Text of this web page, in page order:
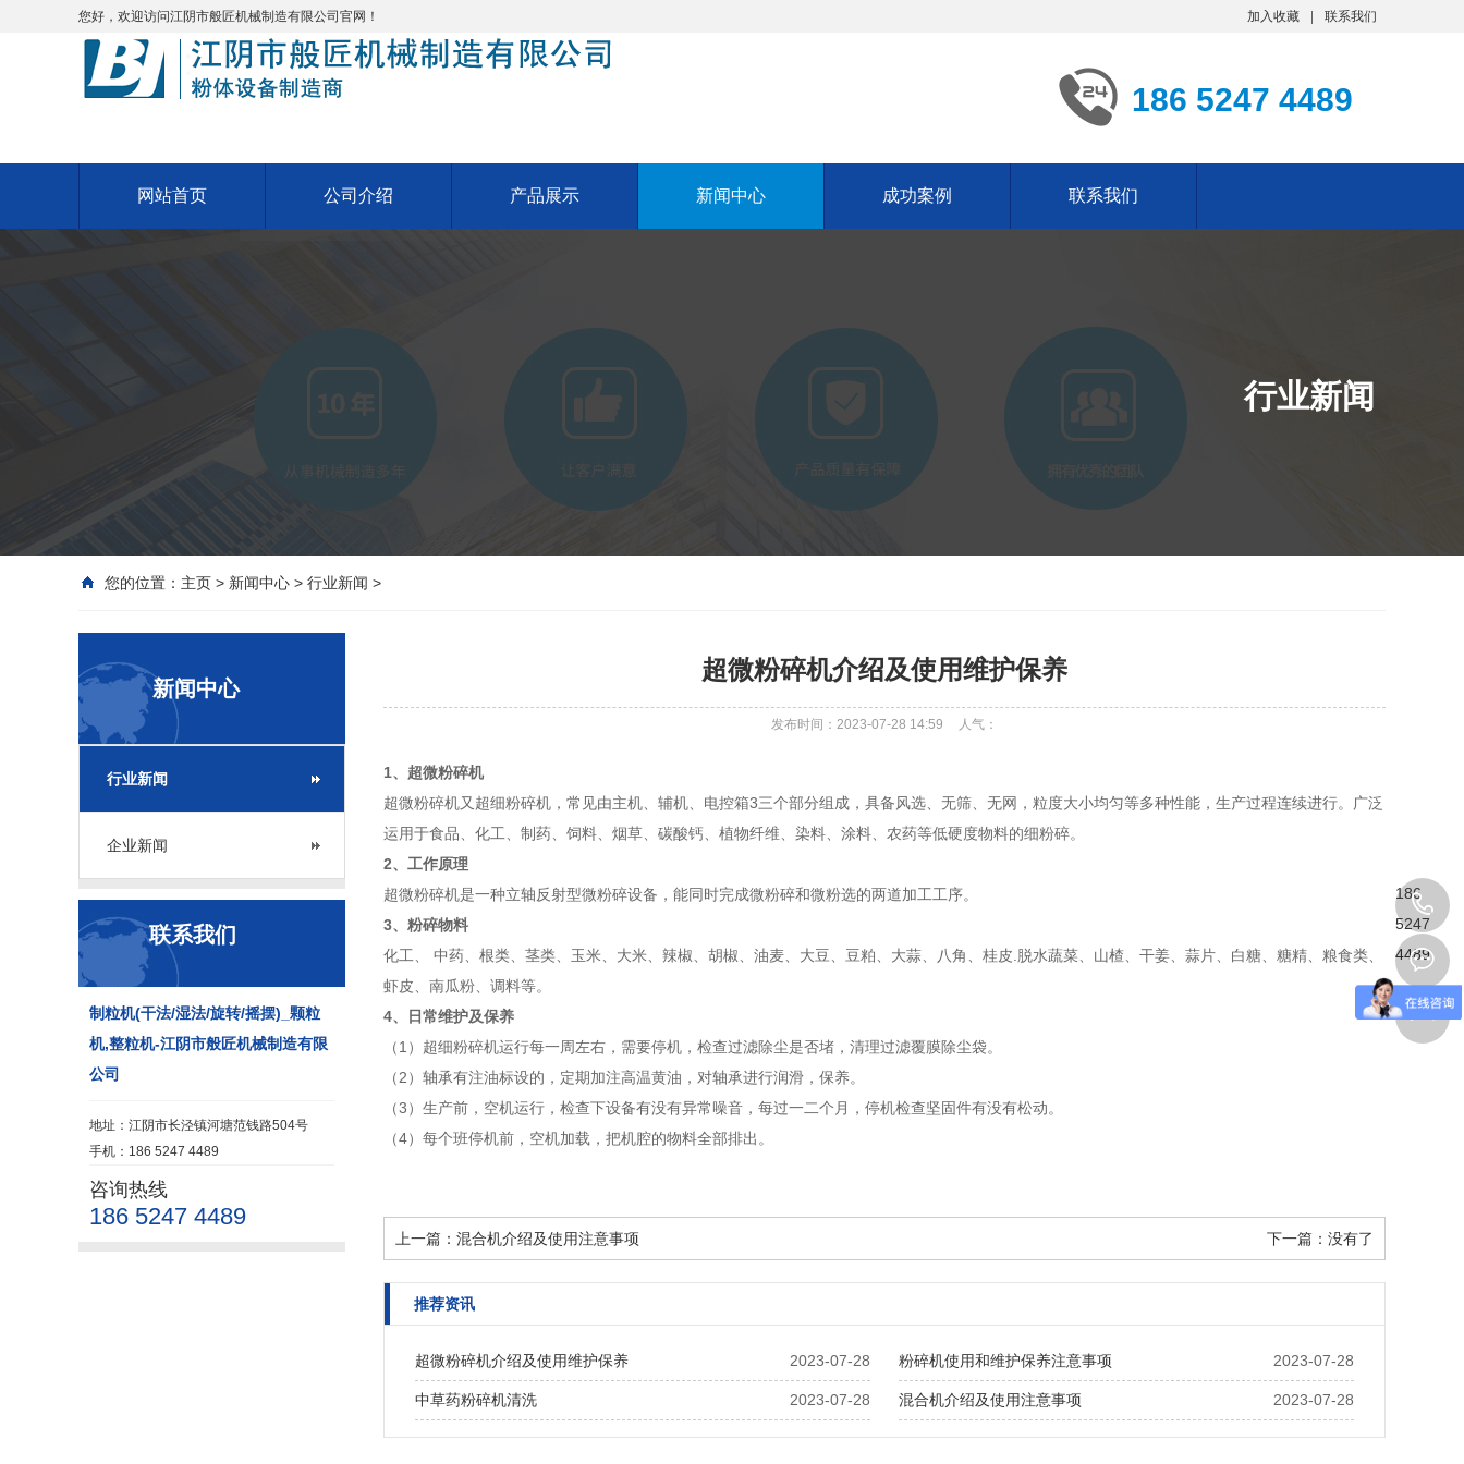
您好，欢迎访问江阴市般匠机械制造有限公司官网！ 加入收藏 联系我们
186 5247 4489
网站首页 公司介绍 产品展示 新闻中心 成功案例 联系我们
行业新闻
您的位置： 主页 > 新闻中心 > 行业新闻 >
新闻中心
行业新闻
企业新闻
联系我们
制粒机(干法/湿法/旋转/摇摆)_颗粒
机,整粒机-江阴市般匠机械制造有限
公司
地址：江阴市长泾镇河塘范钱路504号
手机：186 5247 4489
咨询热线
186 5247 4489
超微粉碎机介绍及使用维护保养
发布时间：2023-07-28 14:59 人气：
1、超微粉碎机
超微粉碎机又超细粉碎机，常见由主机、辅机、电控箱3三个部分组成，具备风选、无筛、无网，粒度大小均匀等多种性能，生产过程连续进行。广泛
运用于食品、化工、制药、饲料、烟草、碳酸钙、植物纤维、染料、涂料、农药等低硬度物料的细粉碎。
2、工作原理
超微粉碎机是一种立轴反射型微粉碎设备，能同时完成微粉碎和微粉选的两道加工工序。
3、粉碎物料
化工、 中药、根类、茎类、玉米、大米、辣椒、胡椒、油麦、大豆、豆粕、大蒜、八角、桂皮.脱水蔬菜、山楂、干姜、蒜片、白糖、糖精、粮食类、
虾皮、南瓜粉、调料等。
4、日常维护及保养
（1）超细粉碎机运行每一周左右，需要停机，检查过滤除尘是否堵，清理过滤覆膜除尘袋。
（2）轴承有注油标设的，定期加注高温黄油，对轴承进行润滑，保养。
（3）生产前，空机运行，检查下设备有没有异常噪音，每过一二个月，停机检查坚固件有没有松动。
（4）每个班停机前，空机加载，把机腔的物料全部排出。
上一篇： 混合机介绍及使用注意事项 下一篇：没有了
推荐资讯
2023-07-28
超微粉碎机介绍及使用维护保养 2023-07-28
粉碎机使用和维护保养注意事项
2023-07-28
中草药粉碎机清洗 2023-07-28
混合机介绍及使用注意事项
186
5247
4489